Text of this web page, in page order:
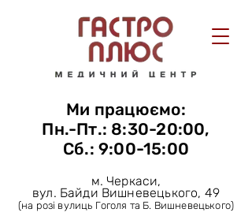
м. Черкаси,
вул. Байди Вишневецького, 49
(на розі вулиць Гоголя та Б. Вишневецького)
Ми працюємо:
Пн.-Пт.: 8:30-20:00,
Сб.: 9:00-15:00